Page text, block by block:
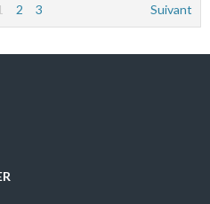
2 3 Suivant